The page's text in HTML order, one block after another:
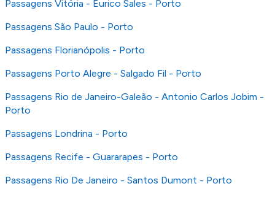
Passagens Vitória - Eurico Sales - Porto
Passagens São Paulo - Porto
Passagens Florianópolis - Porto
Passagens Porto Alegre - Salgado Fil - Porto
Passagens Rio de Janeiro-Galeão - Antonio Carlos Jobim -
Porto
Passagens Londrina - Porto
Passagens Recife - Guararapes - Porto
Passagens Rio De Janeiro - Santos Dumont - Porto